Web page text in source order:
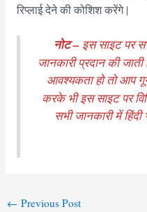
रिप्लाई देने की कोशिश करेंगे |
नोट – इस साइट पर
जानकारी प्रदान की
आवश्यकता हो तो आप
करके भी इस साइट पर
सभी जानकारी में हिंदी
Post
← Previous Post